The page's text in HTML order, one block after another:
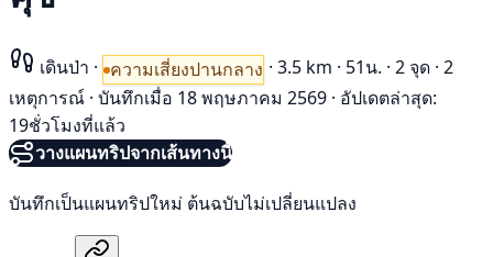
เดินป่า · ความเสี่ยงปานกลาง · 3.5 km · 51น. · 2 จุด · 2
เหตุการณ์ · บันทึกเมื่อ 18 พฤษภาคม 2569 · อัปเดตล่าสุด:
19ชั่วโมงที่แล้ว
วางแผนทริปจากเส้นทางนี้
บันทึกเป็นแผนทริปใหม่ ต้นฉบับไม่เปลี่ยนแปลง